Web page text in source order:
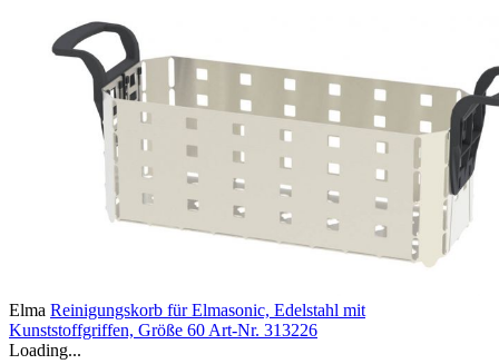
Elma Reinigungskorb für Elmasonic, Edelstahl mit
Kunststoffgriffen, Größe 60 Art-Nr. 313226
Loading...